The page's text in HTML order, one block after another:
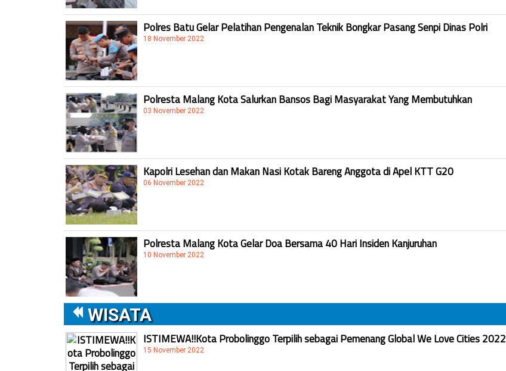
Polres Batu Gelar Pelatihan Pengenalan Teknik Bongkar Pasang Senpi Dinas Polri
18 November 2022
Polresta Malang Kota Salurkan Bansos Bagi Masyarakat Yang Membutuhkan
03 November 2022
Kapolri Lesehan dan Makan Nasi Kotak Bareng Anggota di Apel KTT G20
06 November 2022
Polresta Malang Kota Gelar Doa Bersama 40 Hari Insiden Kanjuruhan
10 November 2022
WISATA
ISTIMEWA!!Kota Probolinggo Terpilih sebagai Pemenang Global We Love Cities 2022
15 November 2022